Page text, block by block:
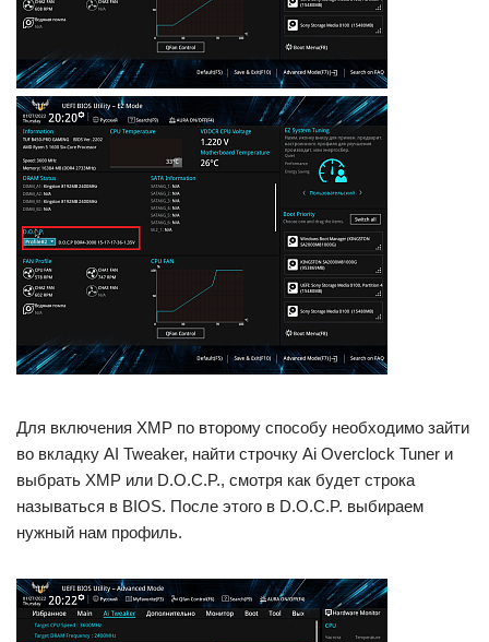
Для включения XMP по второму способу необходимо зайти
во вкладку AI Tweaker, найти строчку Ai Overclock Tuner и
выбрать XMP или D.O.C.P., смотря как будет строка
называться в BIOS. После этого в D.O.C.P. выбираем
нужный нам профиль.